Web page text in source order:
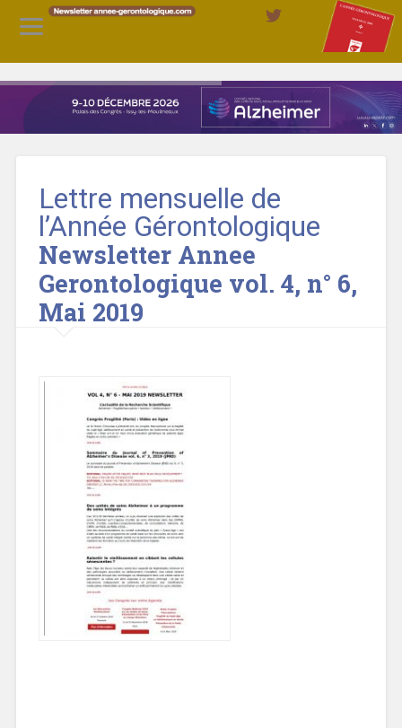
Lettre mensuelle de
l’Année Gérontologique
Newsletter Annee
Gerontologique vol. 4, n° 6,
Mai 2019